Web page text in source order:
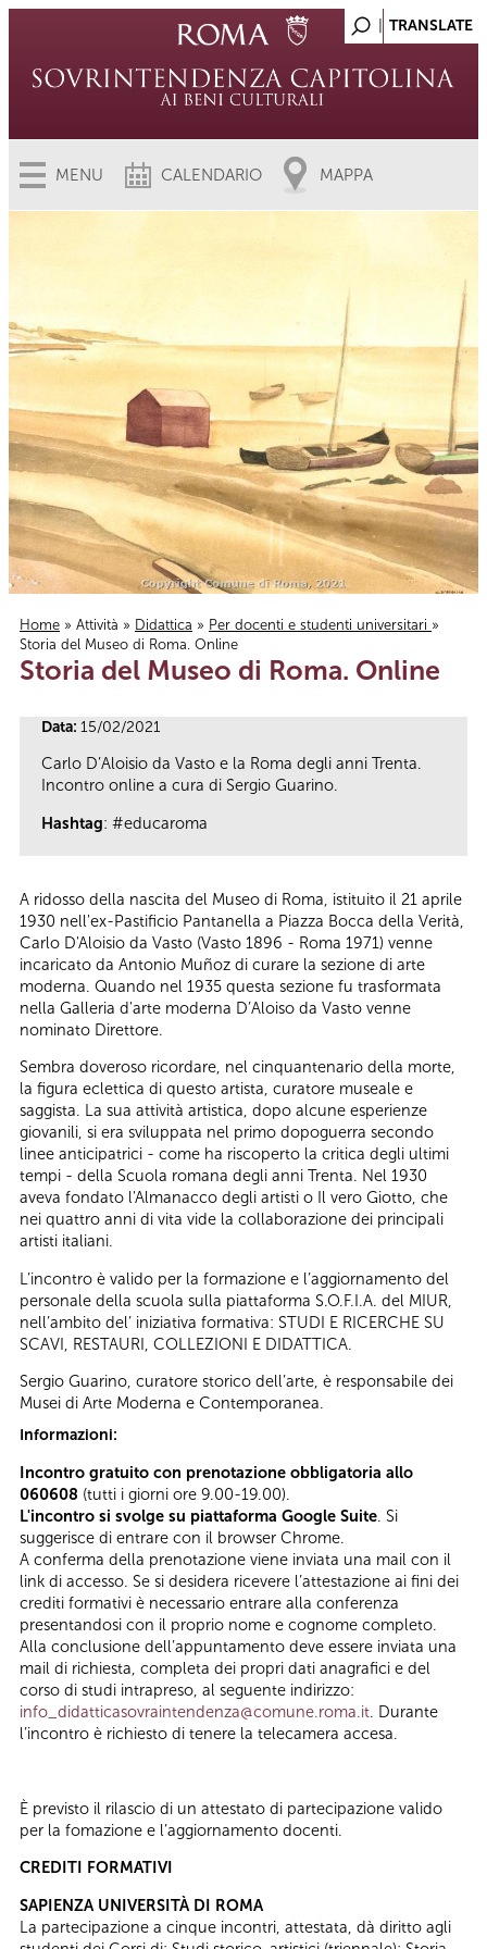
MENU CALENDARIO MAPPA
Tu sei qui
Home » Attività » Didattica » Per docenti e studenti universitari »
Storia del Museo di Roma. Online
Storia del Museo di Roma. Online
Data: 15/02/2021
Carlo D’Aloisio da Vasto e la Roma degli anni Trenta.
Incontro online a cura di Sergio Guarino.
Hashtag: #educaroma
A ridosso della nascita del Museo di Roma, istituito il 21 aprile
1930 nell'ex-Pastificio Pantanella a Piazza Bocca della Verità,
Carlo D'Aloisio da Vasto (Vasto 1896 - Roma 1971) venne
incaricato da Antonio Muñoz di curare la sezione di arte
moderna. Quando nel 1935 questa sezione fu trasformata
nella Galleria d'arte moderna D’Aloiso da Vasto venne
nominato Direttore.
Sembra doveroso ricordare, nel cinquantenario della morte,
la figura eclettica di questo artista, curatore museale e
saggista. La sua attività artistica, dopo alcune esperienze
giovanili, si era sviluppata nel primo dopoguerra secondo
linee anticipatrici - come ha riscoperto la critica degli ultimi
tempi - della Scuola romana degli anni Trenta. Nel 1930
aveva fondato l'Almanacco degli artisti o Il vero Giotto, che
nei quattro anni di vita vide la collaborazione dei principali
artisti italiani.
L’incontro è valido per la formazione e l’aggiornamento del
personale della scuola sulla piattaforma S.O.F.I.A. del MIUR,
nell’ambito del’ iniziativa formativa: STUDI E RICERCHE SU
SCAVI, RESTAURI, COLLEZIONI E DIDATTICA.
Sergio Guarino, curatore storico dell’arte, è responsabile dei
Musei di Arte Moderna e Contemporanea.
Informazioni:
Incontro gratuito con prenotazione obbligatoria allo
060608 (tutti i giorni ore 9.00-19.00).
L'incontro si svolge su piattaforma Google Suite. Si
suggerisce di entrare con il browser Chrome.
A conferma della prenotazione viene inviata una mail con il
link di accesso. Se si desidera ricevere l’attestazione ai fini dei
crediti formativi è necessario entrare alla conferenza
presentandosi con il proprio nome e cognome completo.
Alla conclusione dell’appuntamento deve essere inviata una
mail di richiesta, completa dei propri dati anagrafici e del
corso di studi intrapreso, al seguente indirizzo:
info_didatticasovraintendenza@comune.roma.it. Durante
l’incontro è richiesto di tenere la telecamera accesa.
È previsto il rilascio di un attestato di partecipazione valido
per la fomazione e l’aggiornamento docenti.
CREDITI FORMATIVI
SAPIENZA UNIVERSITÀ DI ROMA
La partecipazione a cinque incontri, attestata, dà diritto agli